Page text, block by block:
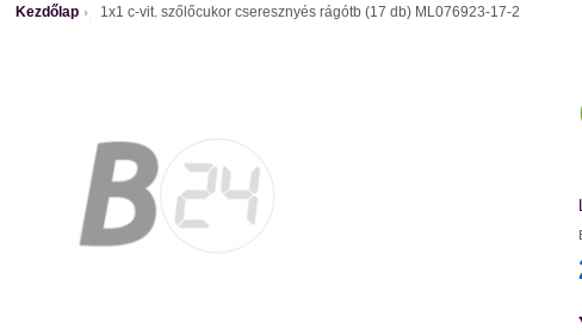
Kezdőlap 1x1 c-vit. szőlőcukor cseresznyés rágótb (17 db) ML076923-17-2